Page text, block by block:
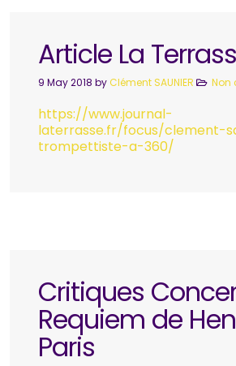
Article La
9 May 2018 by Clément SAUNIER Non
https://www.journal-
laterrasse.fr/focus/clement-
trompettiste-a-360/
Critiques
Requiem de
Paris